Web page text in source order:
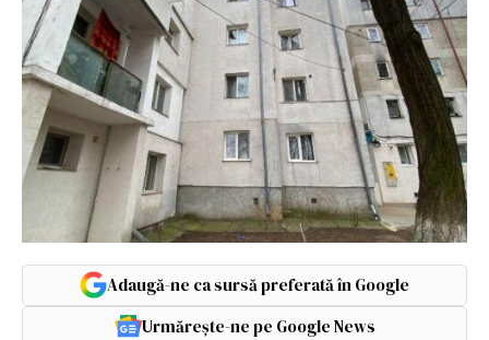
Adaugă-ne ca sursă preferată în Google
Urmărește-ne pe Google News